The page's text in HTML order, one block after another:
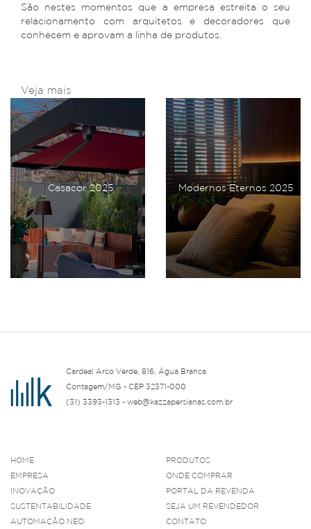
São nestes momentos que a empresa estreita o seu
relacionamento com arquitetos e decoradores que
conhecem e aprovam a linha de produtos.
Veja mais
Casacor 2025 Modernos Eternos 2025
Cardeal Arco Verde, 816, Água Branca
Contagem/MG - CEP 32371-000
(31) 3393-1313 - web@kazzapersianas.com.br
HOME
EMPRESA
INOVAÇÃO
SUSTENTABILIDADE
AUTOMAÇÃO NEO
PRODUTOS
ONDE COMPRAR
PORTAL DA REVENDA
SEJA UM REVENDEDOR
CONTATO